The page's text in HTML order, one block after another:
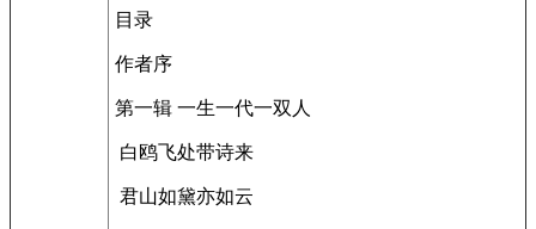
目录
作者序
第一辑 一生一代一双人
白鸥飞处带诗来
君山如黛亦如云